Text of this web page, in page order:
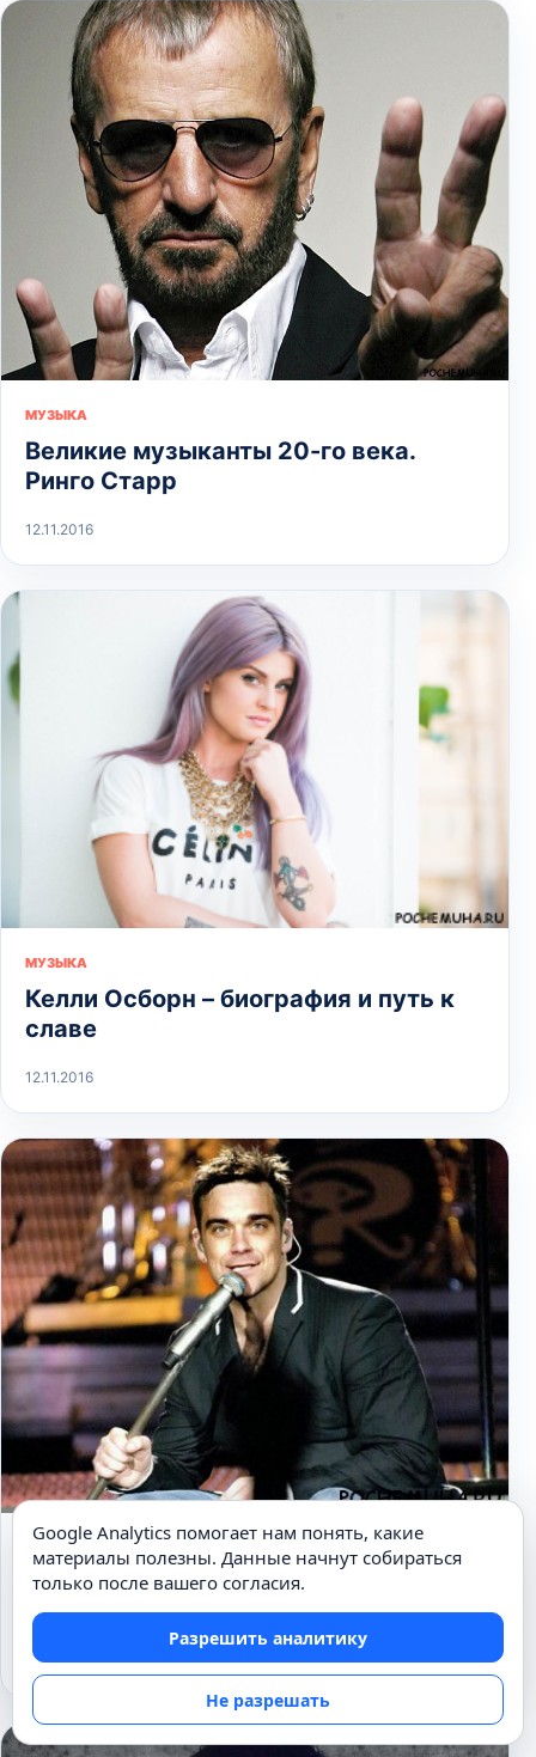
МУЗЫКА
Великие музыканты 20-го века.
Ринго Старр
12.11.2016
МУЗЫКА
Келли Осборн – биография и путь к
славе
12.11.2016
МУЗЫКА
Робби Уильямс – биография и путь к
славе
12.11.2016
Google Analytics помогает нам понять, какие
материалы полезны. Данные начнут собираться
только после вашего согласия.
Разрешить аналитику
Не разрешать